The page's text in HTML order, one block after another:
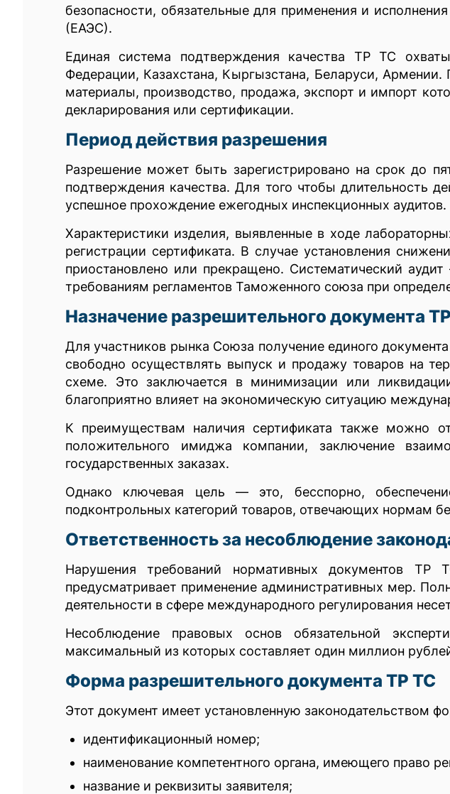
безопасности, обязательные для применения и
(ЕАЭС).
Единая система подтверждения качества ТР ТС
Федерации, Казахстана, Кыргызстана, Беларуси,
материалы, производство, продажа, экспорт и импорт
декларирования или сертификации.
Период действия разрешения
Разрешение может быть зарегистрировано на срок до
подтверждения качества. Для того чтобы длительность
успешное прохождение ежегодных инспекционных аудитов.
Характеристики изделия, выявленные в ходе
регистрации сертификата. В случае установления
приостановлено или прекращено. Систематический
требованиям регламентов Таможенного союза при
Назначение разрешительного документа
Для участников рынка Союза получение единого
свободно осуществлять выпуск и продажу товаров на
схеме. Это заключается в минимизации или
благоприятно влияет на экономическую ситуацию
К преимуществам наличия сертификата также можно
положительного имиджа компании, заключение
государственных заказах.
Однако ключевая цель — это, бесспорно,
подконтрольных категорий товаров, отвечающих нормам
Ответственность за несоблюдение
Нарушения требований нормативных документов ТР
предусматривает применение административных мер.
деятельности в сфере международного регулирования
Несоблюдение правовых основ обязательной
максимальный из которых составляет один миллион
Форма разрешительного документа ТР ТС
Этот документ имеет установленную
идентификационный номер;
наименование компетентного органа, имеющего право
название и реквизиты заявителя;